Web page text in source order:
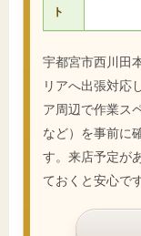
ト
宇都宮市西川田
リアへ出張対応
ア周辺で作業ス
など）を事前に
す。来店予定が
ておくと安心です